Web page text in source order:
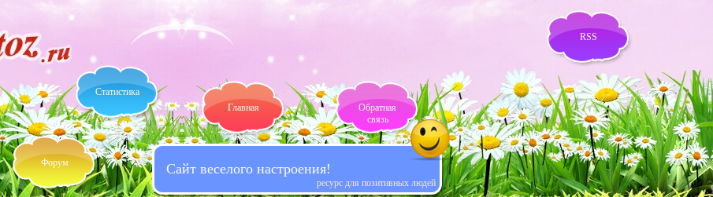
Сайт веселого настроения!
ресурс для позитивных людей
Главная
Форум
Статистика
RSS
Обратная
связь